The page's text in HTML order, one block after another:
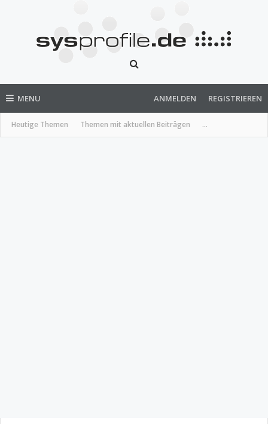
MENU
Heutige Themen Themen mit aktuellen Beiträgen ...
ANMELDEN REGISTRIEREN